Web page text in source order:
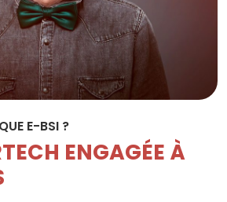
E-BSI ?
ENGAGÉE À